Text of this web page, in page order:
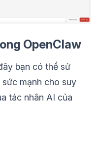
OpenClaw
bạn có thể sử
mạnh cho suy
tác nhân AI của